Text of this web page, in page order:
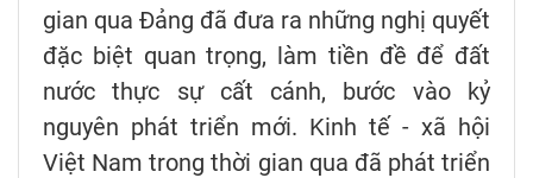
gian qua Đảng đã đưa ra những nghị quyết
đặc biệt quan trọng, làm tiền đề để đất
nước thực sự cất cánh, bước vào kỷ
nguyên phát triển mới. Kinh tế - xã hội
Việt Nam trong thời gian qua đã phát triển